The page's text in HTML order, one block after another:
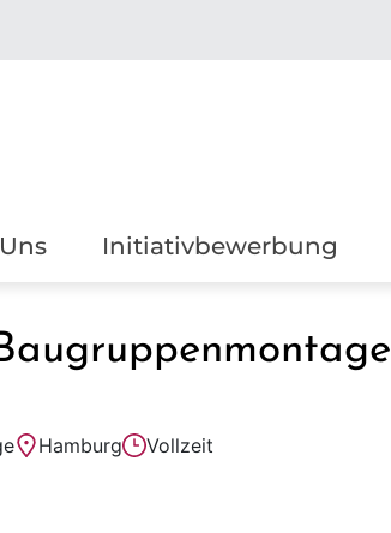
Initiativbewerbung
Hamburg Vollzeit